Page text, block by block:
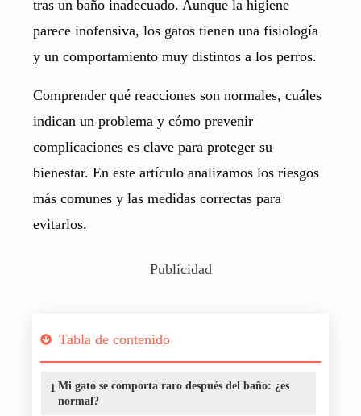
tras un baño inadecuado. Aunque la higiene
parece inofensiva, los gatos tienen una fisiología
y un comportamiento muy distintos a los perros.
Comprender qué reacciones son normales, cuáles
indican un problema y cómo prevenir
complicaciones es clave para proteger su
bienestar. En este artículo analizamos los riesgos
más comunes y las medidas correctas para
evitarlos.
Publicidad
Tabla de contenido
1 Mi gato se comporta raro después del baño: ¿es
normal?